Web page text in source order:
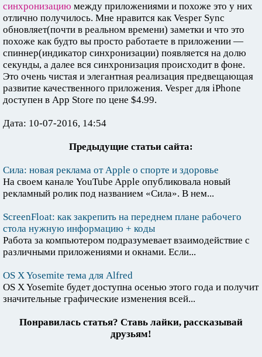
синхронизацию между приложениями и похоже это у них
отлично получилось. Мне нравится как Vesper Sync
обновляет(почти в реальном времени) заметки и что это
похоже как будто вы просто работаете в приложении —
спиннер(индикатор синхронизации) появляется на долю
секунды, а далее вся синхронизация происходит в фоне.
Это очень чистая и элегантная реализация предвещающая
развитие качественного приложения. Vesper для iPhone
доступен в App Store по цене $4.99.
Дата: 10-07-2016, 14:54
Предыдущие статьи сайта:
Сила: новая реклама от Apple о спорте и здоровье
На своем канале YouTube Apple опубликовала новый
рекламный ролик под названием «Сила». В нем...
ScreenFloat: как закрепить на переднем плане рабочего
стола нужную информацию + коды
Работа за компьютером подразумевает взаимодействие с
различными приложениями и окнами. Если...
OS X Yosemite тема для Alfred
OS X Yosemite будет доступна осенью этого года и получит
значительные графические изменения всей...
Понравилась статья? Ставь лайки, рассказывай
друзьям!